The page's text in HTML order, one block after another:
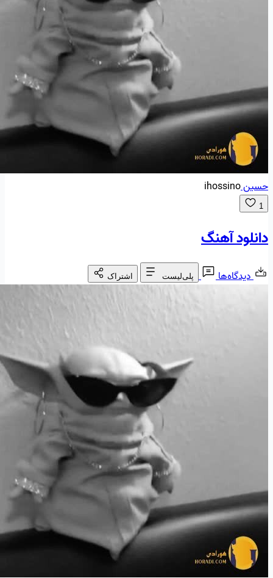
حسینihossino
1
دانلود آهنگ
دیدگاه‌ها پلی‌لیست اشتراک